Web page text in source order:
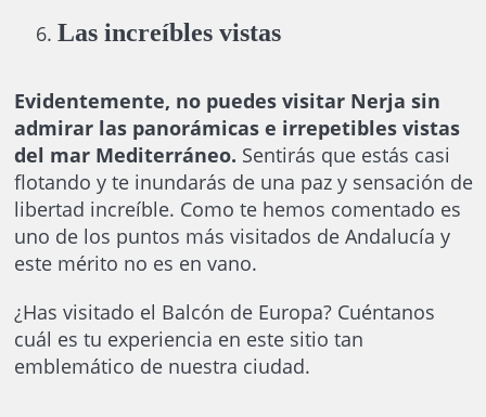
Las increíbles vistas
Evidentemente, no puedes visitar Nerja sin
admirar las panorámicas e irrepetibles vistas
del mar Mediterráneo. Sentirás que estás casi
flotando y te inundarás de una paz y sensación de
libertad increíble. Como te hemos comentado es
uno de los puntos más visitados de Andalucía y
este mérito no es en vano.
¿Has visitado el Balcón de Europa? Cuéntanos
cuál es tu experiencia en este sitio tan
emblemático de nuestra ciudad.